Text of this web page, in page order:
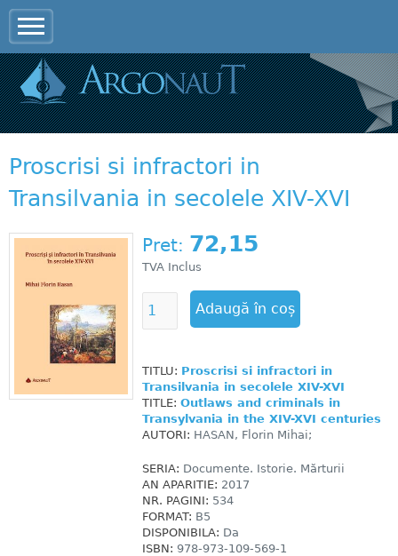
Proscrisi si infractori in
Transilvania in secolele XIV-XVI
Pret: 72,15
TVA Inclus
TITLU: Proscrisi si infractori in
Transilvania in secolele XIV-XVI
TITLE: Outlaws and criminals in
Transylvania in the XIV-XVI centuries
AUTORI: HASAN, Florin Mihai;
SERIA: Documente. Istorie. Mărturii
AN APARITIE: 2017
NR. PAGINI: 534
FORMAT: B5
DISPONIBILA: Da
ISBN: 978-973-109-569-1